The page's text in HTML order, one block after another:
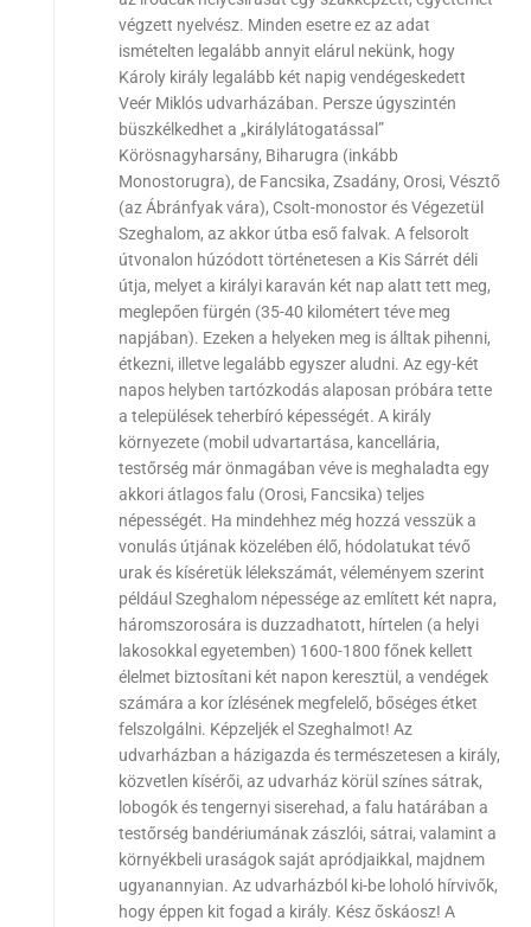
végzett nyelvész. Minden esetre ez az adat
ismételten legalább annyit elárul nekünk, hogy
Károly király legalább két napig vendégeskedett
Veér Miklós udvarházában. Persze úgyszintén
büszkélkedhet a „királylátogatással”
Körösnagyharsány, Biharugra (inkább
Monostorugra), de Fancsika, Zsadány, Orosi, Vésztő
(az Ábránfyak vára), Csolt-monostor és Végezetül
Szeghalom, az akkor útba eső falvak. A felsorolt
útvonalon húzódott történetesen a Kis Sárrét déli
útja, melyet a királyi karaván két nap alatt tett meg,
meglepően fürgén (35-40 kilométert téve meg
napjában). Ezeken a helyeken meg is álltak pihenni,
étkezni, illetve legalább egyszer aludni. Az egy-két
napos helyben tartózkodás alaposan próbára tette
a települések teherbíró képességét. A király
környezete (mobil udvartartása, kancellária,
testőrség már önmagában véve is meghaladta egy
akkori átlagos falu (Orosi, Fancsika) teljes
népességét. Ha mindehhez még hozzá vesszük a
vonulás útjának közelében élő, hódolatukat tévő
urak és kíséretük lélekszámát, véleményem szerint
például Szeghalom népessége az említett két napra,
háromszorosára is duzzadhatott, hírtelen (a helyi
lakosokkal egyetemben) 1600-1800 főnek kellett
élelmet biztosítani két napon keresztül, a vendégek
számára a kor ízlésének megfelelő, bőséges étket
felszolgálni. Képzeljék el Szeghalmot! Az
udvarházban a házigazda és természetesen a király,
közvetlen kísérői, az udvarház körül színes sátrak,
lobogók és tengernyi siserehad, a falu határában a
testőrség bandériumának zászlói, sátrai, valamint a
környékbeli uraságok saját apródjaikkal, majdnem
ugyanannyian. Az udvarházból ki-be loholó hírvivők,
hogy éppen kit fogad a király. Kész őskáosz! A